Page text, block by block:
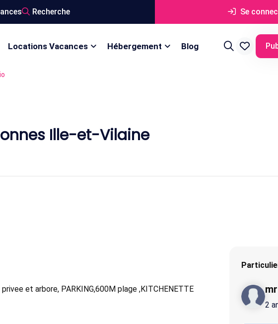
Recherche Se
Locations Vacances Hébergement Blog
Ille-et-Vilaine
et arbore, PARKING,600M plage ,KITCHENETTE
2